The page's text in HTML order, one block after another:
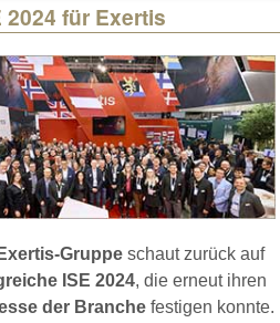
2024 für Exertis
Gruppe schaut zurück auf
ISE 2024, die erneut ihren
der Branche festigen konnte.